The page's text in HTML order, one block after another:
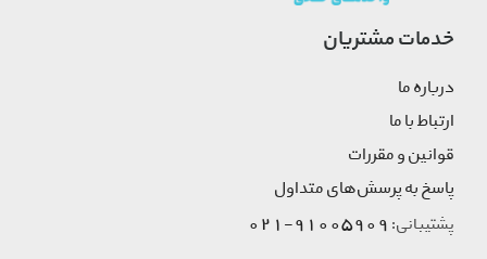
خدمات مشتریان
درباره ما
ارتباط با ما
قوانین و مقررات
پاسخ به پرسش‌های متداول
پشتیبانی: 91005909-021